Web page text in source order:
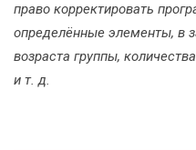
право корректировать
определённые элементы, в
возраста группы,
и т. д.